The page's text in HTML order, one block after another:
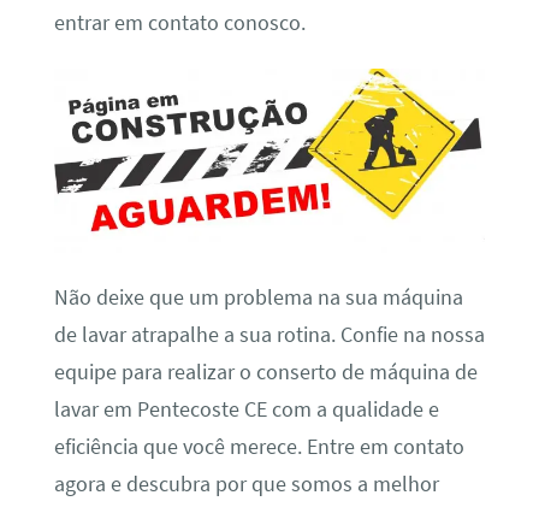
entrar em contato conosco.
Não deixe que um problema na sua máquina
de lavar atrapalhe a sua rotina. Confie na nossa
equipe para realizar o conserto de máquina de
lavar em Pentecoste CE com a qualidade e
eficiência que você merece. Entre em contato
agora e descubra por que somos a melhor